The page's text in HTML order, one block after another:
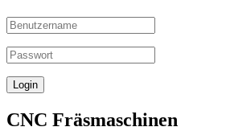
CNC Fräsmaschinen